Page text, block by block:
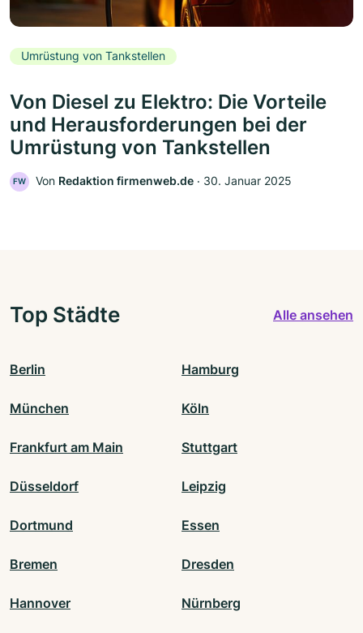
Umrüstung von Tankstellen
Von Diesel zu Elektro: Die Vorteile
und Herausforderungen bei der
Umrüstung von Tankstellen
FW Von Redaktion firmenweb.de ‧ 30. Januar 2025
Top Städte Alle ansehen
Berlin Hamburg
München Köln
Frankfurt am Main Stuttgart
Düsseldorf Leipzig
Dortmund Essen
Bremen Dresden
Hannover Nürnberg